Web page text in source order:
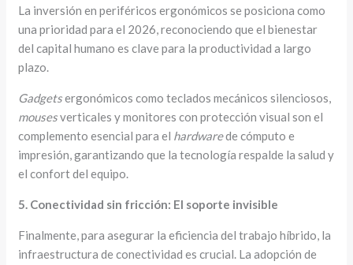
La inversión en periféricos ergonómicos se posiciona como
una prioridad para el 2026, reconociendo que el bienestar
del capital humano es clave para la productividad a largo
plazo.
Gadgetsergonómicos como teclados mecánicos silenciosos,
mousesverticales y monitores con protección visual son el
complemento esencial para el hardwarede cómputo e
impresión, garantizando que la tecnología respalde la salud y
el confort del equipo.
5. Conectividad sin fricción: El soporte invisible
Finalmente, para asegurar la eficiencia del trabajo híbrido, la
infraestructura de conectividad es crucial. La adopción de